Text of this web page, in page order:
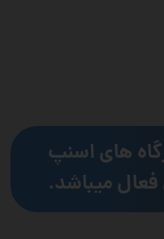
های اسنپ
میباشد.